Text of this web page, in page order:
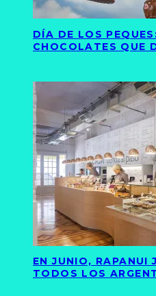
DÍA DE LOS
CHOCOLATES QUE
EN JUNIO, RAPANUI
TODOS LOS